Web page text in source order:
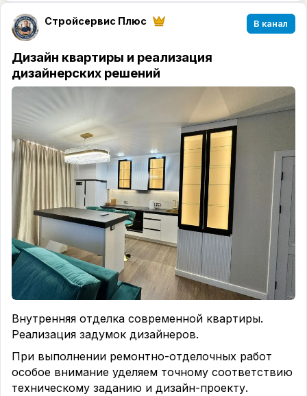
Стройсервис Плюс В канал
Дизайн квартиры и реализация
дизайнерских решений
Внутренняя отделка современной квартиры.
Реализация задумок дизайнеров.
При выполнении ремонтно-отделочных работ
особое внимание уделяем точному соответствию
техническому заданию и дизайн-проекту.